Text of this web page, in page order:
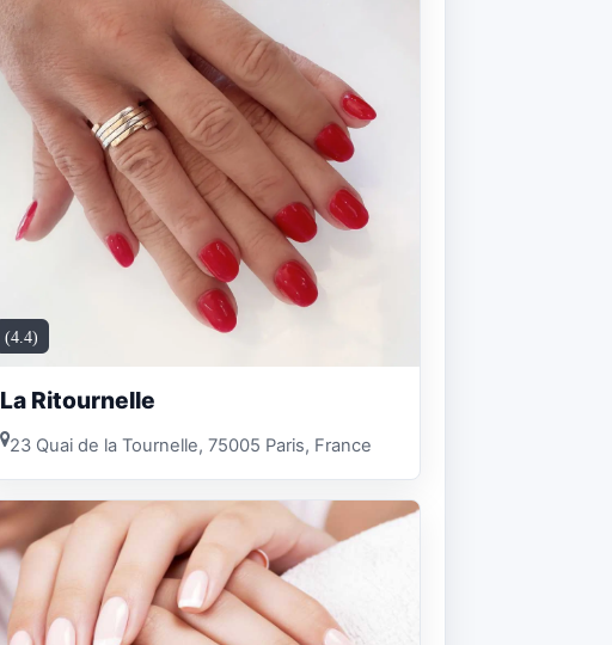
(4.4)
La Ritournelle
23 Quai de la Tournelle, 75005 Paris, France